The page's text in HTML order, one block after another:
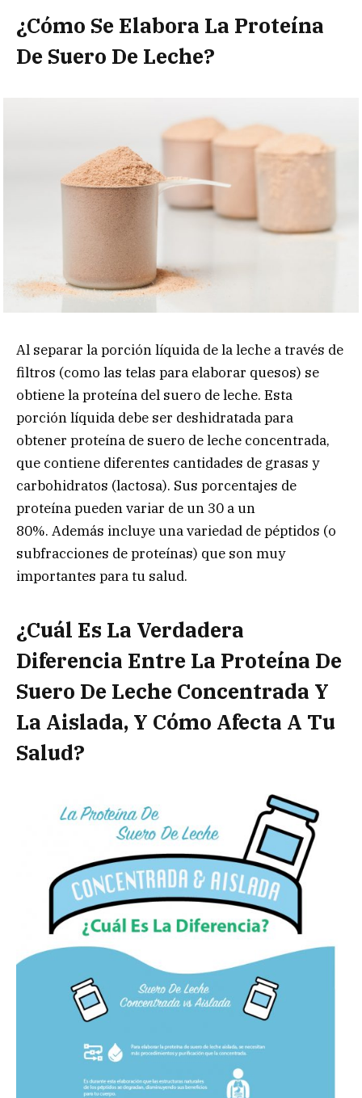
¿Cómo Se Elabora La Proteína
De Suero De Leche?
Al separar la porción líquida de la leche a través de
filtros (como las telas para elaborar quesos) se
obtiene la proteína del suero de leche. Esta
porción líquida debe ser deshidratada para
obtener proteína de suero de leche concentrada,
que contiene diferentes cantidades de grasas y
carbohidratos (lactosa). Sus porcentajes de
proteína pueden variar de un 30 a un
80%. Además incluye una variedad de péptidos (o
subfracciones de proteínas) que son muy
importantes para tu salud.
¿Cuál Es La Verdadera
Diferencia Entre La Proteína De
Suero De Leche Concentrada Y
La Aislada, Y Cómo Afecta A Tu
Salud?